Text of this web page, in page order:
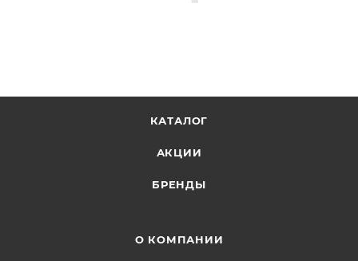
КАТАЛОГ
АКЦИИ
БРЕНДЫ
О КОМПАНИИ